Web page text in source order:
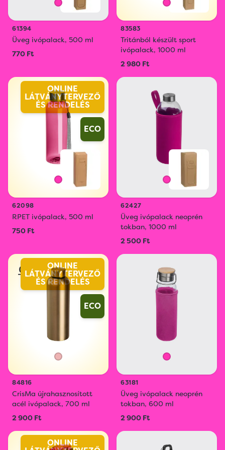
61394
Üveg ivópalack, 500 ml
770 Ft
83583
Tritánból készült sport
ivópalack, 1000 ml
2 980 Ft
ONLINE
LÁTVÁNYTERVEZŐ
ÉS RENDELÉS
ECO
62098
RPET ivópalack, 500 ml
750 Ft
62427
Üveg ivópalack neoprén
tokban, 1000 ml
2 500 Ft
ONLINE
LÁTVÁNYTERVEZŐ
ÉS RENDELÉS
ECO
84816
CrisMa újrahasznosított
acél ivópalack, 700 ml
2 900 Ft
63181
Üveg ivópalack neoprén
tokban, 600 ml
2 900 Ft
ONLINE